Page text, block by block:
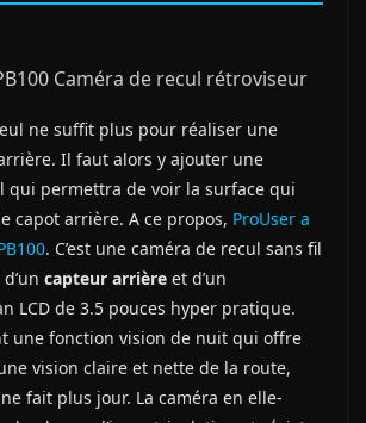
Caméra de recul rétroviseur
ne suffit plus pour réaliser une
Il faut alors y ajouter une
qui permettra de voir la surface qui
capot arrière. A ce propos, ProUser a
. C’est une caméra de recul sans fil
capteur arrière et d’un
LCD de 3.5 pouces hyper pratique.
une fonction vision de nuit qui offre
vision claire et nette de la route,
fait plus jour. La caméra en elle-